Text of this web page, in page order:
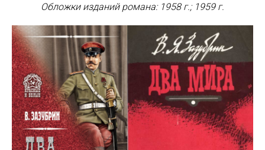
Обложки изданий романа: 1958 г.; 1959 г.